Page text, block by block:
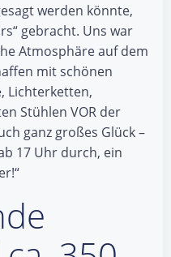
werden könnte,
gebracht. Uns war
Atmosphäre auf dem
mit schönen
Lichterketten,
Stühlen VOR der
ganz großes Glück –
17 Uhr durch, ein